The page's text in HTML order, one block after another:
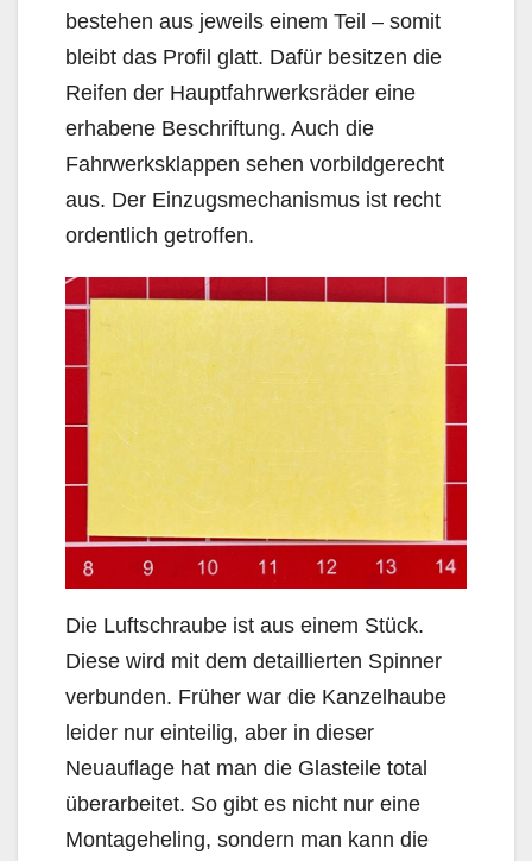
bestehen aus jeweils einem Teil – somit
bleibt das Profil glatt. Dafür besitzen die
Reifen der Hauptfahrwerksräder eine
erhabene Beschriftung. Auch die
Fahrwerksklappen sehen vorbildgerecht
aus. Der Einzugsmechanismus ist recht
ordentlich getroffen.
Die Luftschraube ist aus einem Stück.
Diese wird mit dem detaillierten Spinner
verbunden. Früher war die Kanzelhaube
leider nur einteilig, aber in dieser
Neuauflage hat man die Glasteile total
überarbeitet. So gibt es nicht nur eine
Montageheling, sondern man kann die